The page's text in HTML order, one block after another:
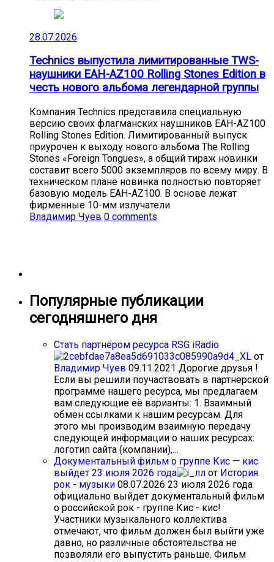
28.07.2026
Technics выпустила лимитированные TWS-
наушники EAH-AZ100 Rolling Stones Edition в
честь нового альбома легендарной группы
Компания Technics представила специальную
версию своих флагманских наушников EAH-AZ100
Rolling Stones Edition. Лимитированный выпуск
приурочен к выходу нового альбома The Rolling
Stones «Foreign Tongues», а общий тираж новинки
составит всего 5000 экземпляров по всему миру. В
техническом плане новинка полностью повторяет
базовую модель EAH-AZ100. В основе лежат
фирменные 10-мм излучатели
Владимир Чуев 0 comments
Популярные публикации
сегодняшнего дня
Стать партнёром ресурса RSG iRadio
от
Владимир Чуев 09.11.2021 Дорогие друзья !
Если вы решили поучаствовать в партнёрской
программе нашего ресурса, мы предлагаем
вам следующие её варианты: 1. Взаимный
обмен ссылками к нашим ресурсам. Для
этого мы производим взаимную передачу
следующей информации о наших ресурсах:
логотип сайта (компании),…
Документальный фильм о группе Кис — кис
выйдет 23 июля 2026 года
от История
рок - музыки 08.07.2026 23 июля 2026 года
официально выйдет документальный фильм
о российской рок - группе Кис - кис!
Участники музыкального коллектива
отмечают, что фильм должен был выйти уже
давно, но различные обстоятельства не
позволяли его выпустить раньше. Фильм